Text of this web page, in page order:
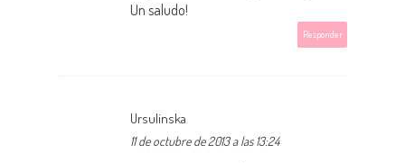
Un saludo!
Responder
Ursulinska
11 de octubre de 2013 a las 13:24